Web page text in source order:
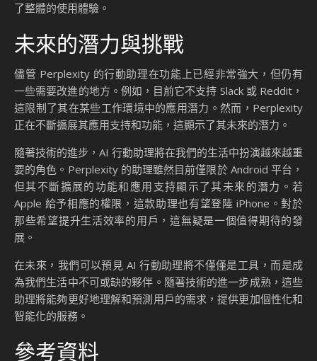
了整體的使用體驗。
未來的潛力與挑戰
儘管 Perplexity 的行動助理在功能上已經非常強大，但仍有
一些需要改進的地方。例如，目前它不支持 Slack 或 Reddit，
這限制了其在某些工作環境中的應用潛力。然而，Perplexity
正在不斷擴展其應用支持和功能，這顯示了其未來的潛力。
隨著技術的進步，AI 行動助理將在我們的生活中扮演越來越重
要的角色。Perplexity 的助理雖然目前僅限於 Android 平台，
但其不斷擴展的功能和應用支持顯示了其未來的潛力。若
Apple 給予相應的權限，這款助理也有望登陸 iPhone。對於
那些希望提升生活效率的用戶，這無疑是一個值得期待的發
展。
在未來，我們可以預見 AI 行動助理將不僅僅是工具，而是成
為我們生活中不可或缺的夥伴。隨著技術的進一步成熟，這些
助理將能夠更好地理解和預測用戶的需求，提供更加個性化和
智能化的服務。
參考資料